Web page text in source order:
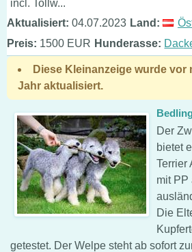
incl. Tollw...
Aktualisiert: 04.07.2023 Land:
Preis: 1500 EUR Hunderasse:
Diese Kleinanzeige wurde vor
Jahr aktualisiert.
Der
bietet
Terrier
mit PP
Die
getestet. Der Welpe steht ab sofort